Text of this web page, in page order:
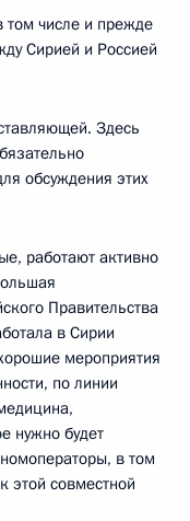
том числе и прежде
Сирией и Россией
Здесь
обсуждения этих
работают активно
Правительства
в Сирии
мероприятия
по линии
нужно будет
в том
этой совместной